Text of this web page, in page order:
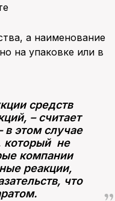
а наименование
на упаковке или в
средств
– считает
в этом случае
который не
компании
реакции,
что